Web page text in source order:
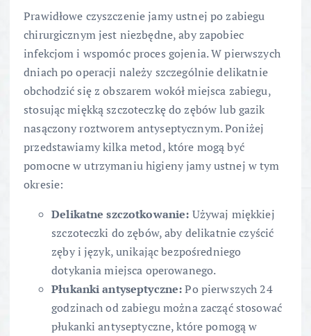
Prawidłowe czyszczenie jamy ustnej po zabiegu
chirurgicznym jest niezbędne, aby zapobiec
infekcjom i wspomóc proces gojenia. W pierwszych
dniach po operacji należy szczególnie delikatnie
obchodzić się z obszarem wokół miejsca zabiegu,
stosując miękką szczoteczkę do zębów lub gazik
nasączony roztworem antyseptycznym. Poniżej
przedstawiamy kilka metod, które mogą być
pomocne w utrzymaniu higieny jamy ustnej w tym
okresie:
Delikatne szczotkowanie: Używaj miękkiej
szczoteczki do zębów, aby delikatnie czyścić
zęby i język, unikając bezpośredniego
dotykania miejsca operowanego.
Płukanki antyseptyczne:Po pierwszych 24
godzinach od zabiegu można zacząć stosować
płukanki antyseptyczne, które pomogą w